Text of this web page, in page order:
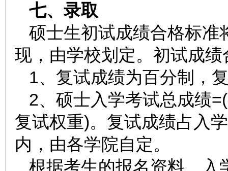
七、录取
硕士生初试成绩合格标准
现，由学校划定。初试成
1、复试成绩为百分制，
2、硕士入学考试总成绩
复试权重)。复试成绩占入
内，由各学院自定。
根据考生的报名资料、入